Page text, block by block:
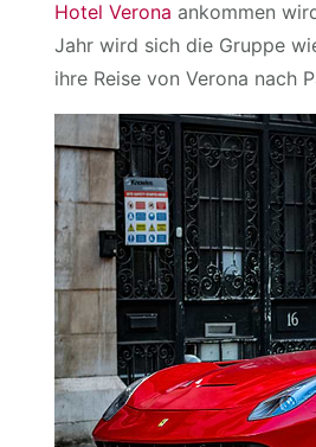
Hotel Verona ankommen
Jahr wird sich die Gruppe
ihre Reise von Verona nach